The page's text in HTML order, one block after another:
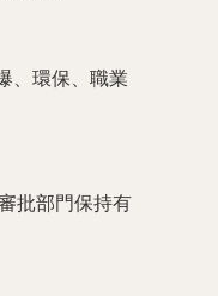
、環保、職業
批部門保持有